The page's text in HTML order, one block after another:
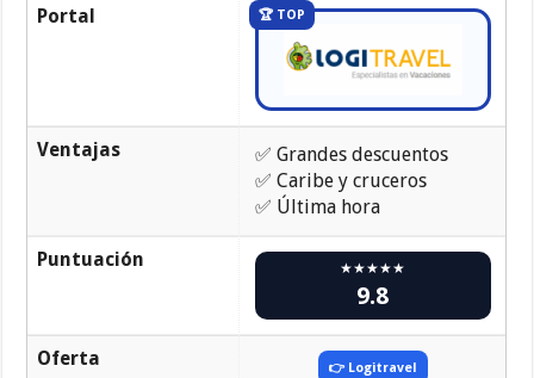
Portal 🏆 TOP
Ventajas
✅ Grandes descuentos
✅ Caribe y cruceros
✅ Última hora
Puntuación ★★★★★
9.8
Oferta 👉 Logitravel